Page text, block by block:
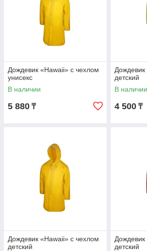
Дождевик «Hawaii» c чехлом
унисекс
В наличии
5 880 ₸
детский
В наличии
4 500 ₸
Дождевик «Hawaii» c чехлом
детский
детский